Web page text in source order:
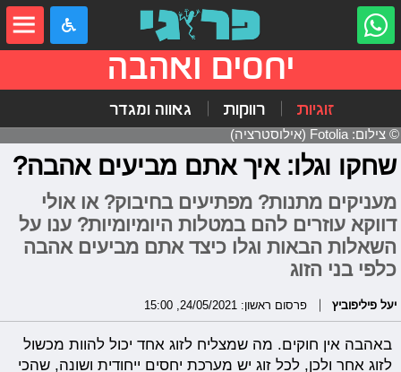
יחסים ואהבה
זוגיות רווקות גאווה ומגדר
© צילום: Fotolia (אילוסטרציה)
שחקו וגלו: איך אתם מביעים אהבה?
מעניקים מתנות? מפתיעים בחיבוק? או אולי
דווקא עוזרים להם במטלות היומיומיות? ענו על
השאלות הבאות וגלו כיצד אתם מביעים אהבה
כלפי בני הזוג
יעל פיליפוביץ פרסום ראשון: 24/05/2021, 15:00
באהבה אין חוקים. מה שמצליח לזוג אחד יכול להוות מכשול
לזוג אחר ולכן, לכל זוג יש מערכת יחסים ייחודית ושונה, שהכי